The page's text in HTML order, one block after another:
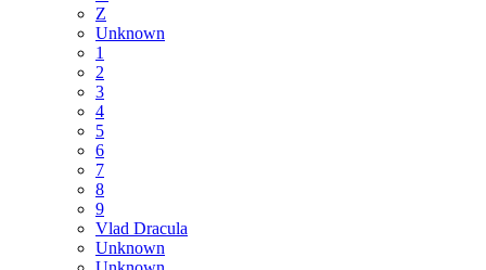
Z
Unknown
1
2
3
4
5
6
7
8
9
Vlad Dracula
Unknown